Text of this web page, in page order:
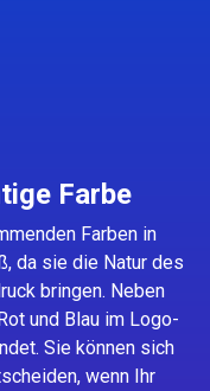
Farbe
Farben in
da sie die Natur des
bringen. Neben
und Blau im Logo-
Sie können sich
wenn Ihr